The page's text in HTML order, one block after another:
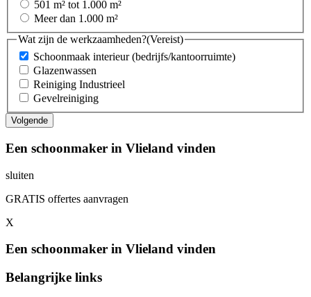
501 m² tot 1.000 m²
Meer dan 1.000 m²
Wat zijn de werkzaamheden?(Vereist)
Schoonmaak interieur (bedrijfs/kantoorruimte)
Glazenwassen
Reiniging Industrieel
Gevelreiniging
Een schoonmaker in Vlieland vinden
sluiten
GRATIS offertes aanvragen
X
Een schoonmaker in Vlieland vinden
Belangrijke links